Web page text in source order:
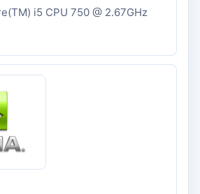
i5 CPU 750 @ 2.67GHz